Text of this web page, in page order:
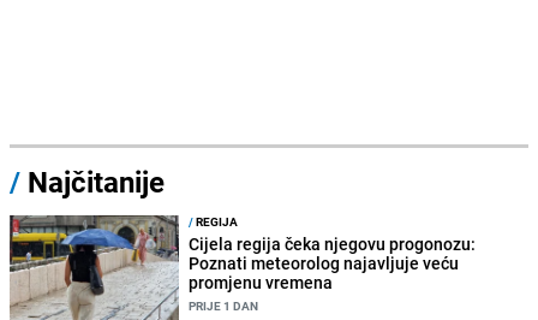
/ Najčitanije
/REGIJA
Cijela regija čeka njegovu progonozu:
Poznati meteorolog najavljuje veću
promjenu vremena
PRIJE 1 DAN